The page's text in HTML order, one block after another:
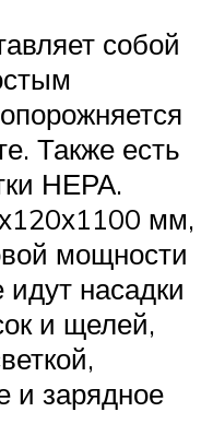
собой
Также есть
НЕРА.
мм,
мощности
насадки
и щелей,
и зарядное